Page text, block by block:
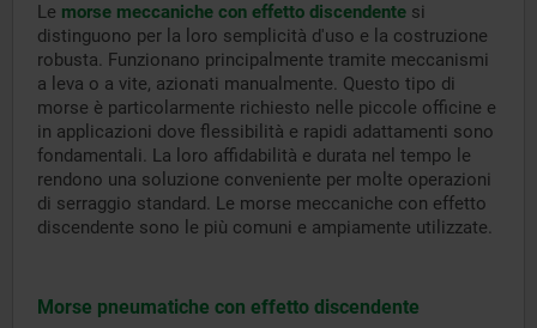
Le morse meccaniche con effetto discendente si
distinguono per la loro semplicità d'uso e la costruzione
robusta. Funzionano principalmente tramite meccanismi
a leva o a vite, azionati manualmente. Questo tipo di
morse è particolarmente richiesto nelle piccole officine e
in applicazioni dove flessibilità e rapidi adattamenti sono
fondamentali. La loro affidabilità e durata nel tempo le
rendono una soluzione conveniente per molte operazioni
di serraggio standard. Le morse meccaniche con effetto
discendente sono le più comuni e ampiamente utilizzate.
Morse pneumatiche con effetto discendente